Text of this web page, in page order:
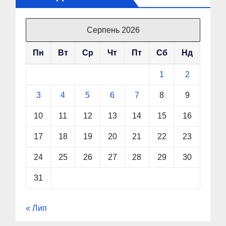
Серпень 2026
Пн Вт Ср Чт Пт Сб Нд
1 2
3 4 5 6 7 8 9
10 11 12 13 14 15 16
17 18 19 20 21 22 23
24 25 26 27 28 29 30
31
« Лип